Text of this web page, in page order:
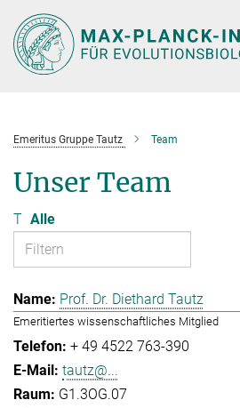
Hauptinhalt
Emeritus Gruppe Tautz Team
Unser Team
T Alle
Prof. Dr. Diethard Tautz
Emeritiertes wissenschaftliches Mitglied
+ 49 4522 763-390
tautz@...
G1.3OG.07